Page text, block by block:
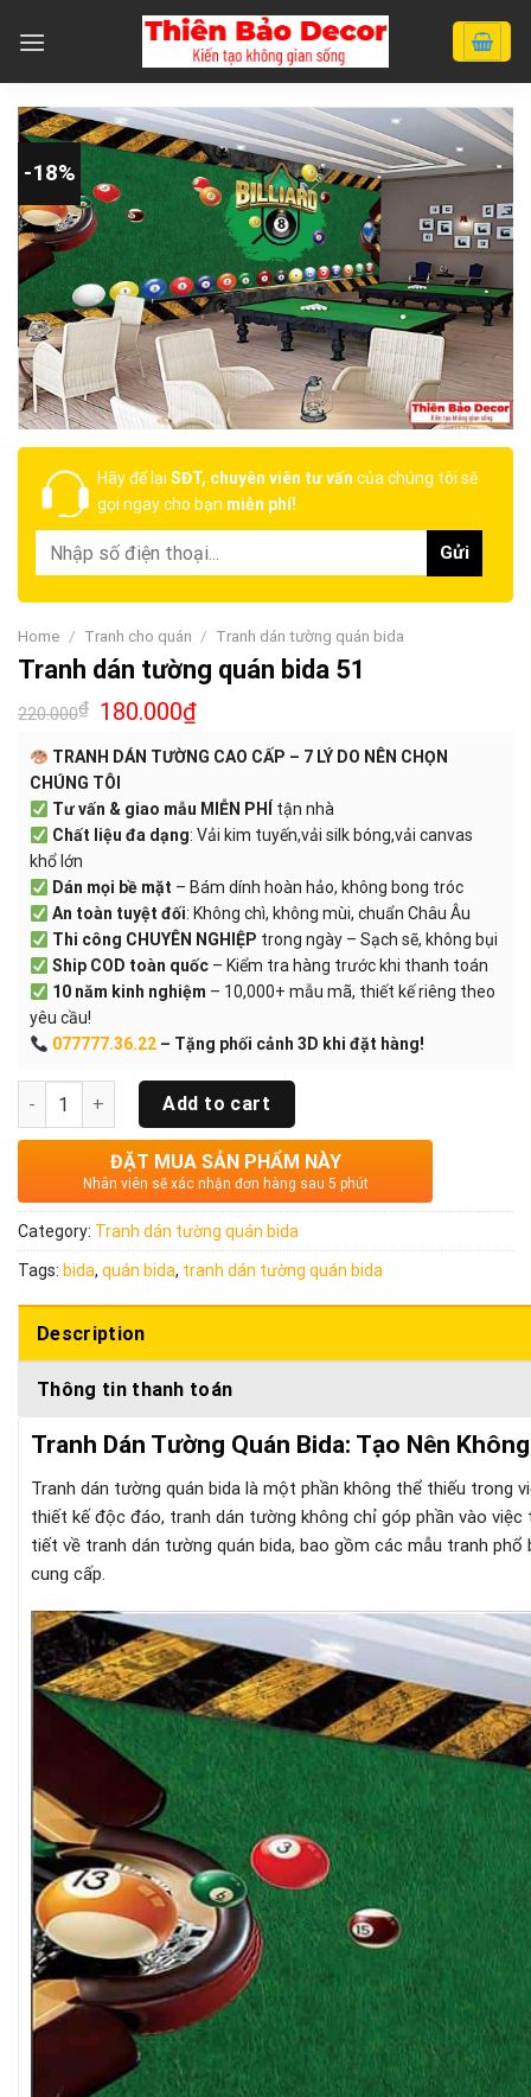
đến
dung
-18%
Hãy để lại SĐT, chuyên viên tư vấn của chúng tôi sẽ
gọi ngay cho bạn miễn phí!
Home / Tranh cho quán / Tranh dán tường quán bida
Tranh dán tường quán bida 51
220.000₫ 180.000₫
TRANH DÁN TƯỜNG CAO CẤP – 7 LÝ DO NÊN CHỌN
CHÚNG TÔI
Tư vấn & giao mẫu MIỄN PHÍ
tận nhà
Chất liệu đa dạng: Vải kim tuyến,vải silk bóng,vải canvas
khổ lớn
Dán mọi bề mặt – Bám dính hoàn hảo, không bong tróc
An toàn tuyệt đối: Không chì, không mùi, chuẩn Châu Âu
Thi công CHUYÊN NGHIỆP trong ngày – Sạch sẽ, không bụi
Ship COD toàn quốc– Kiểm tra hàng trước khi thanh toán
10 năm kinh nghiệm – 10,000+ mẫu mã, thiết kế riêng theo
yêu cầu!
077777.36.22– Tặng phối cảnh 3D khi đặt hàng!
Quantity Add to cart
ĐẶT MUA SẢN PHẨM NÀY
Nhân viên sẽ xác nhận đơn hàng sau 5 phút
Category: Tranh dán tường quán bida
Tags: bida, quán bida, tranh dán tường quán bida
Description
Thông tin thanh toán
Tranh Dán Tường Quán Bida: Tạo Nên
Tranh dán tường quán bida là một phần không thể thiếu trong
thiết kế độc đáo, tranh dán tường không chỉ góp phần vào
tiết về tranh dán tường quán bida, bao gồm các mẫu tranh
cung cấp.